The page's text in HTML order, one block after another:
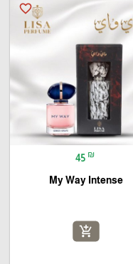
favorite_border
45 ₪
My Way Intense
add_shopping_cart